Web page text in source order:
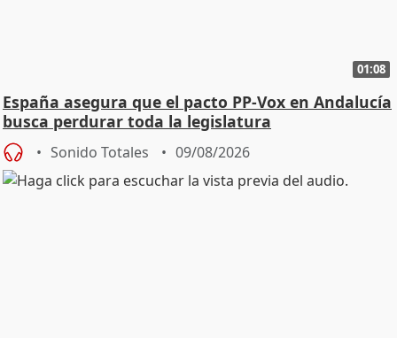
01:08
España asegura que el pacto PP-Vox en Andalucía
busca perdurar toda la legislatura
Sonido Totales 09/08/2026